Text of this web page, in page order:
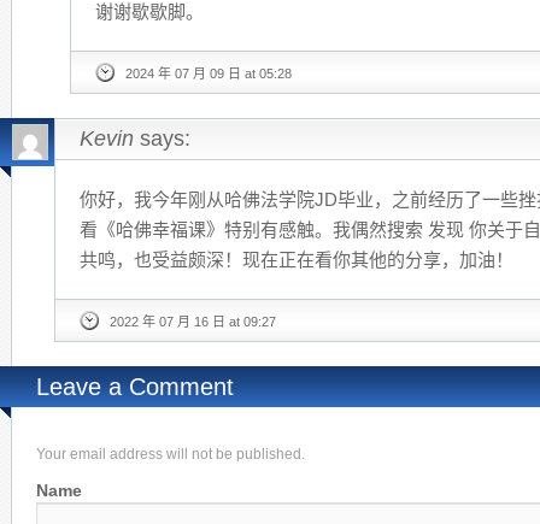
谢谢歇歇脚。
2024 年 07 月 09 日 at 05:28
Kevin says:
你好，我今年刚从哈佛法学院JD毕业，之前经历了一些
看《哈佛幸福课》特别有感触。我偶然搜索 发现 你关于
共鸣，也受益颇深！现在正在看你其他的分享，加油！
2022 年 07 月 16 日 at 09:27
Leave a Comment
Your email address will not be published.
Name